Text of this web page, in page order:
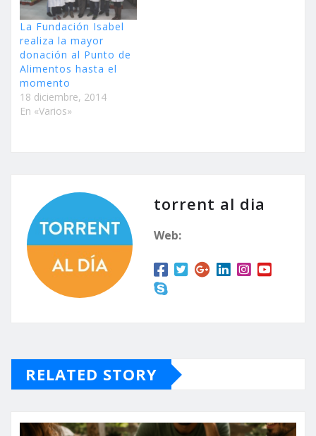
La Fundación Isabel
realiza la mayor
donación al Punto de
Alimentos hasta el
momento
18 diciembre, 2014
En «Varios»
torrent al dia
Web:
RELATED STORY